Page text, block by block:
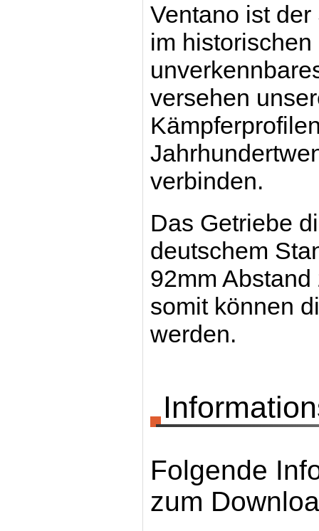
Ventano ist
im
versehen
verbinden.
Das Getriebe
deutschem
92mm
somit können
werden.
Folgende
zum